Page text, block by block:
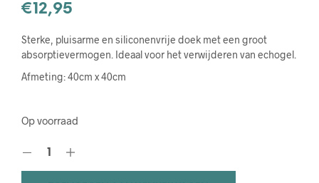
€12,95
Sterke, pluisarme en siliconenvrije doek met een groot
absorptievermogen. Ideaal voor het verwijderen van echogel.
Afmeting: 40cm x 40cm
Op voorraad